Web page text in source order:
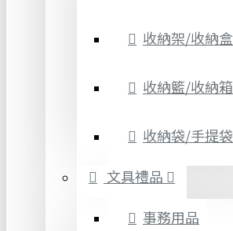
收納架/收納盒
收納籃/收納箱
收納袋/手提袋
文具禮品
事務用品